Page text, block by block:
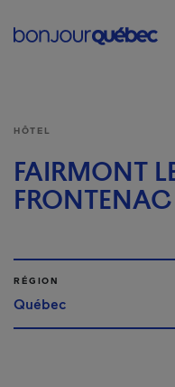
HÔTEL
FAIRMONT
FRONTENAC
RÉGION
Québec